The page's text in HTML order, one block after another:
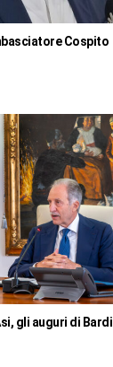
Cospito
gli auguri di Bardi